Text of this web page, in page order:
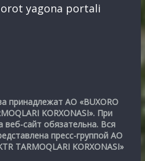
yagona portali
принадлежат АО «BUXORO
KORXONASI». При
веб-сайт обязательна. Вся
пресс-группой АО
TARMOQLARI KORXONASI»